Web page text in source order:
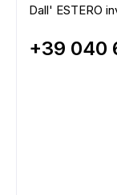
Dall' ESTERO
+39 040